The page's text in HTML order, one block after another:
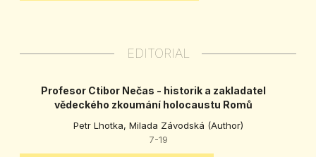
EDITORIAL
Profesor Ctibor Nečas - historik a zakladatel
vědeckého zkoumání holocaustu Romů
Petr Lhotka, Milada Závodská (Author)
7-19